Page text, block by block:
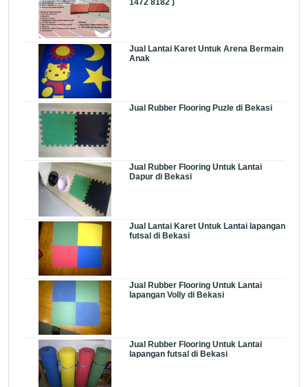
Jual Lantai Karet Untuk Arena Bermain
Anak
Jual Rubber Flooring Puzle di Bekasi
Jual Rubber Flooring Untuk Lantai
Dapur di Bekasi
Jual Lantai Karet Untuk Lantai lapangan
futsal di Bekasi
Jual Rubber Flooring Untuk Lantai
lapangan Volly di Bekasi
Jual Rubber Flooring Untuk Lantai
lapangan futsal di Bekasi